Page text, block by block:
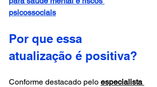
psicossociais
Por que essa
atualização é positiva?
Conforme destacado pelo especialista